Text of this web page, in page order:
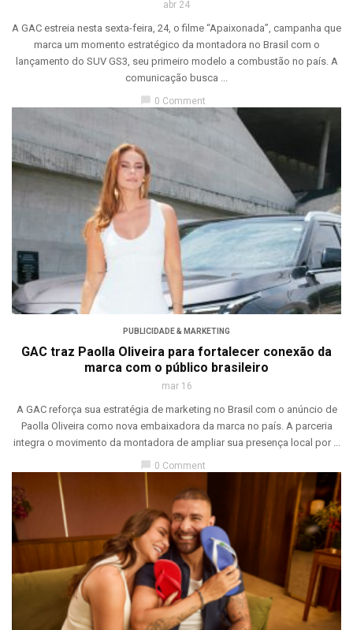
abr 24
A GAC estreia nesta sexta-feira, 24, o filme “Apaixonada”, campanha que
marca um momento estratégico da montadora no Brasil com o
lançamento do SUV GS3, seu primeiro modelo a combustão no país. A
comunicação busca ...
chat_bubble 0 Comment
PUBLICIDADE & MARKETING
GAC traz Paolla Oliveira para fortalecer conexão da
marca com o público brasileiro
mar 16
A GAC reforça sua estratégia de marketing no Brasil com o anúncio de
Paolla Oliveira como nova embaixadora da marca no país. A parceria
integra o movimento da montadora de ampliar sua presença local por ...
0 Comment